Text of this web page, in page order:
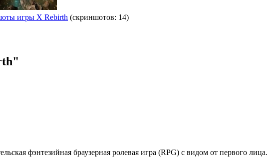
игры X Rebirth (скриншотов: 14)
фэнтезийная браузерная ролевая игра (RPG) с видом от первого лица.